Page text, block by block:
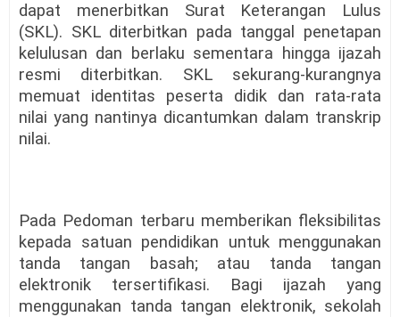
dapat menerbitkan Surat Keterangan Lulus
(SKL). SKL diterbitkan pada tanggal penetapan
kelulusan dan berlaku sementara hingga ijazah
resmi diterbitkan. SKL sekurang-kurangnya
memuat identitas peserta didik dan rata-rata
nilai yang nantinya dicantumkan dalam transkrip
nilai.
Pada Pedoman terbaru memberikan fleksibilitas
kepada satuan pendidikan untuk menggunakan
tanda tangan basah; atau tanda tangan
elektronik tersertifikasi. Bagi ijazah yang
menggunakan tanda tangan elektronik, sekolah